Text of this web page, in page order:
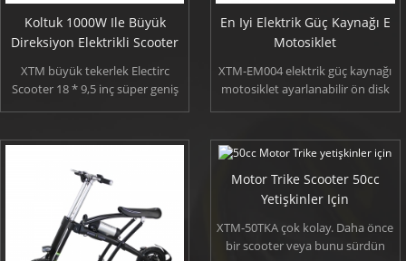
Koltuk 1000W Ile Büyük
Direksiyon Elektrikli Scooter
XTM büyük tekerlek Electirc
Scooter 18 * 9,5 inç süper geniş
yük ile 200 kg'dır. Koltuk elektrikli
düşünceli hizmeti tarafından
sağlanır.Şık tasarım, seçtiğiniz için
daha fazla renk.
En Iyi Elektrik Güç Kaynağı E
Motosiklet
XTM-EM004 elektrik güç kaynağı
motosiklet ayarlanabilir ön disk
km olabilir 3000w fırçasız hub
motor bulunuyor ve maksimum
hızı 70 km/h.
Motor Trike Scooter 50cc
Yetişkinler Için
XTM-50TKA çok kolay. Daha önce
bir scooter veya bunu sürdün